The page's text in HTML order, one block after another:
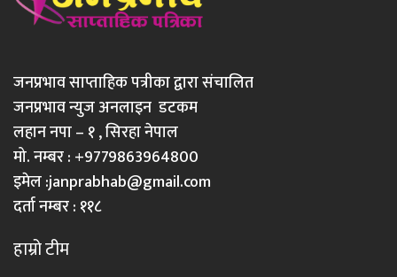
जनप्रभाव साप्ताहिक पत्रीका द्वारा संचालित
जनप्रभाव न्युज अनलाइन डटकम
लहान नपा – १ , सिरहा नेपाल
मो. नम्बर : +9779863964800
इमेल :janprabhab@gmail.com
दर्ता नम्बर : ११८
हाम्रो टीम